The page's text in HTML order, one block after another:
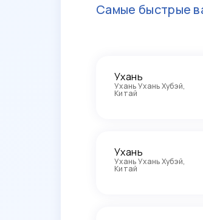
Самые быстрые
Ухань
Ухань Ухань Хубэй,
Китай
Ухань
Ухань Ухань Хубэй,
Китай